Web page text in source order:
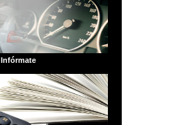
Infórmate